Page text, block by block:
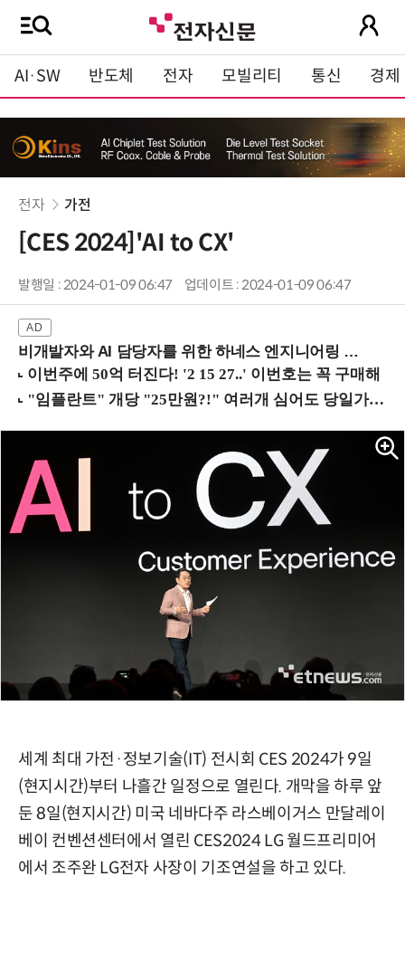
AI·SW 반도체 전자 모빌리티 통신 경제
전자 가전
[CES 2024]'AI to CX'
발행일 : 2024-01-09 06:47 업데이트 : 2024-01-09 06:47
비개발자와 AI 담당자를 위한 하네스 엔지니어링 입문과정 (8/20 신논현역)
세계 최대 가전·정보기술(IT) 전시회 CES 2024가 9일
(현지시간)부터 나흘간 일정으로 열린다. 개막을 하루 앞
둔 8일(현지시간) 미국 네바다주 라스베이거스 만달레이
베이 컨벤션센터에서 열린 CES2024 LG 월드프리미어
에서 조주완 LG전자 사장이 기조연설을 하고 있다.